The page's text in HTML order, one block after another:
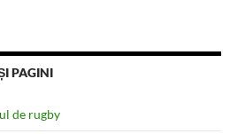
PAGINI
de rugby